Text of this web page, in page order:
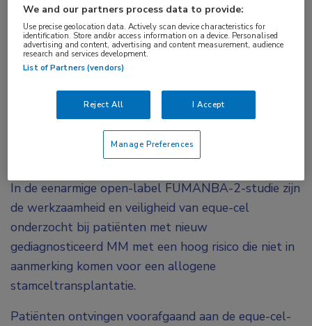
gediagnosticeerd multipel myeloom met een
hoog risico die niet in aanmerking kwamen voor
een allogene stamceltransplantatie.
in China goedgekeurd voor de behandeling van
patiënten met gerecidiveerd/refractair multipel
myeloom (RRMM) die minstens 3 eerdere
therapielijnen hebben ondergaan.
In de eenarmige open-label FUMANBA-2-studie zijn
de werkzaamheid en veiligheid van eque-cel
onderzocht bij patiënten met nieuw
gediagnosticeerd MM met een hoog risico die niet in
aanmerking komen voor een allogene
stamceltransplantatie.
Patiënten ontvingen voorafgaand aan de eque-cel-
We and our partners process data to provide:
Use precise geolocation data. Actively scan device characteristics for
identification. Store and/or access information on a device. Personalised
advertising and content, advertising and content measurement, audience
research and services development.
List of Partners (vendors)
Reject All I Accept
Manage Preferences